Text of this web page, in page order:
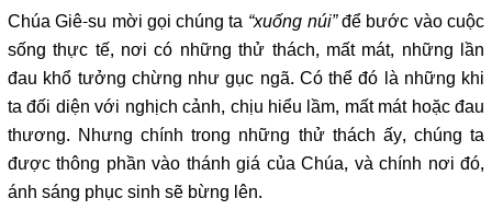
Chúa Giê-su mời gọi chúng ta “xuống núi”để bước vào cuộc
sống thực tế, nơi có những thử thách, mất mát, những lần
đau khổ tưởng chừng như gục ngã. Có thể đó là những khi
ta đối diện với nghịch cảnh, chịu hiểu lầm, mất mát hoặc đau
thương. Nhưng chính trong những thử thách ấy, chúng ta
được thông phần vào thánh giá của Chúa, và chính nơi đó,
ánh sáng phục sinh sẽ bừng lên.